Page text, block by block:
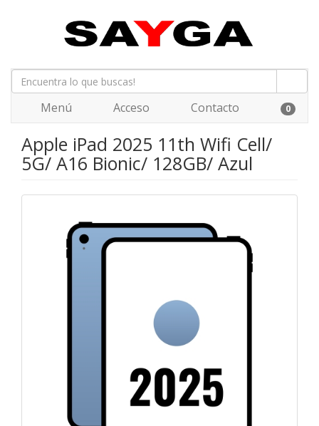
Menú Acceso Contacto 0
Apple iPad 2025 11th Wifi Cell/
5G/ A16 Bionic/ 128GB/ Azul